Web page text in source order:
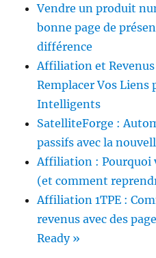
Vendre un produit
bonne page de
différence
Affiliation et
Remplacer Vos Liens
Intelligents
SatelliteForge :
passifs avec la
Affiliation : Pourquoi
(et comment
Affiliation 1TPE :
revenus avec des
Ready »